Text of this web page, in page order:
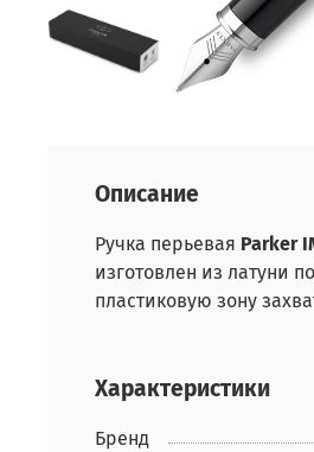
Описание
Ручка перьевая Parker
изготовлен из латуни
пластиковую зону
Характеристики
Бренд